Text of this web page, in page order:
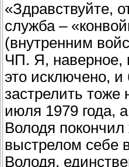
«Здравствуйте,
служба –
(внутренним
ЧП. Я, наверное,
это исключено, и
застрелить
июля 1979 года,
Володя
выстрелом себе
Володя,